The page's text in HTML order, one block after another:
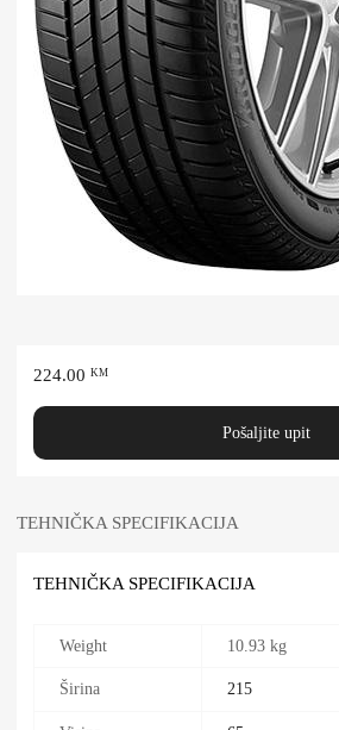
224.00 KM
Pošaljite upit
TEHNIČKA SPECIFIKACIJA
TEHNIČKA SPECIFIKACIJA
Weight 10.93 kg
Širina 215